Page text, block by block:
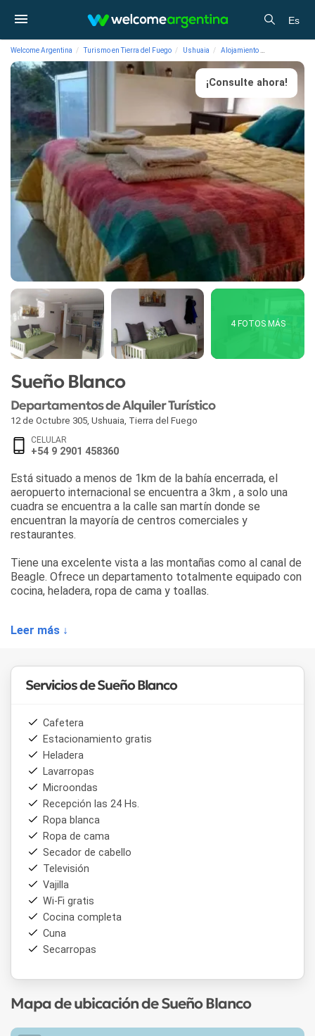
Es
Welcome Argentina Turismo en Tierra del Fuego Ushuaia Alojamiento
¡Consulte ahora!
4 FOTOS MÁS
Sueño Blanco
Departamentos de Alquiler Turístico
12 de Octubre 305 Ushuaia Tierra del Fuego
CELULAR
+54 9 2901 458360
Está situado a menos de 1km de la bahía encerrada, el
aeropuerto internacional se encuentra a 3km , a solo una
cuadra se encuentra a la calle san martín donde se
encuentran la mayoría de centros comerciales y
restaurantes.
Tiene una excelente vista a las montañas como al canal de
Beagle. Ofrece un departamento totalmente equipado con
cocina, heladera, ropa de cama y toallas.
Leer más ↓
Servicios de Sueño Blanco
Cafetera
Estacionamiento gratis
Heladera
Lavarropas
Microondas
Recepción las 24 Hs.
Ropa blanca
Ropa de cama
Secador de cabello
Televisión
Vajilla
Wi-Fi gratis
Cocina completa
Cuna
Secarropas
Mapa de ubicación de Sueño Blanco